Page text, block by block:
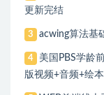
更新完结
3 acwing算法基
4
美国PBS学龄
版视频+音频+绘本